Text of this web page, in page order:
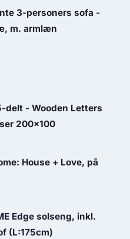
3-personers sofa -
m. armlæn
delt - Wooden Letters
200x100
House + Love, på
Edge solseng, inkl.
(L:175cm)